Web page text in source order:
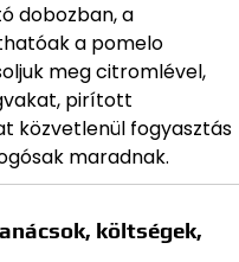
dobozban, a
a pomelo
meg citromlével,
pirított
közvetlenül fogyasztás
maradnak.
költségek,